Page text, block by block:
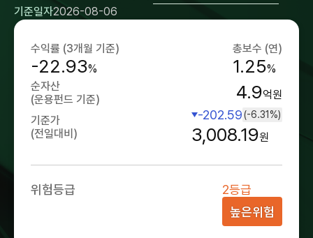
기준일자2026-08-06
수익률 (3개월 기준)
-22.93%
총보수 (연)
1.25%
순자산
(운용펀드 기준)
4.9억원
기준가
(전일대비)
-202.59(-6.31%)
3,008.19원
위험등급
2등급
높은위험